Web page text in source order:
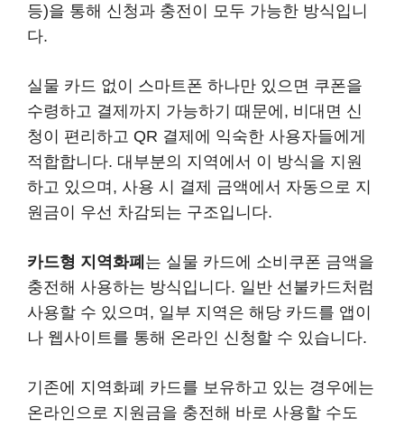
등)을 통해 신청과 충전이 모두 가능한 방식입니
다.
실물 카드 없이 스마트폰 하나만 있으면 쿠폰을
수령하고 결제까지 가능하기 때문에, 비대면 신
청이 편리하고 QR 결제에 익숙한 사용자들에게
적합합니다. 대부분의 지역에서 이 방식을 지원
하고 있으며, 사용 시 결제 금액에서 자동으로 지
원금이 우선 차감되는 구조입니다.
카드형 지역화폐 는 실물 카드에 소비쿠폰 금액을
충전해 사용하는 방식입니다. 일반 선불카드처럼
사용할 수 있으며, 일부 지역은 해당 카드를 앱이
나 웹사이트를 통해 온라인 신청할 수 있습니다.
기존에 지역화폐 카드를 보유하고 있는 경우에는
온라인으로 지원금을 충전해 바로 사용할 수도